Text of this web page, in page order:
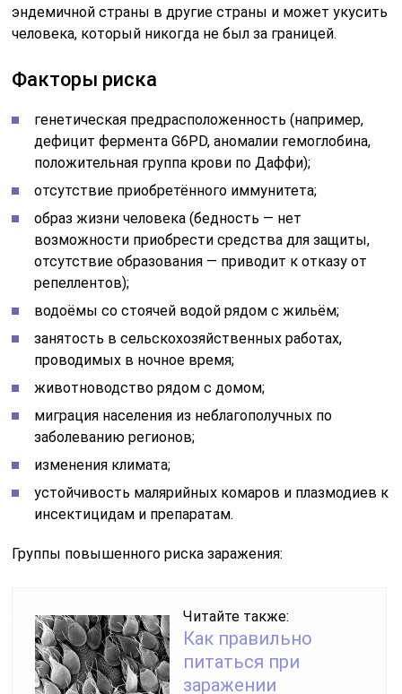
эндемичной страны в другие страны и может укусить
человека, который никогда не был за границей.
Факторы риска
генетическая предрасположенность (например,
дефицит фермента G6PD, аномалии гемоглобина,
положительная группа крови по Даффи);
отсутствие приобретённого иммунитета;
образ жизни человека (бедность — нет
возможности приобрести средства для защиты,
отсутствие образования — приводит к отказу от
репеллентов);
водоёмы со стоячей водой рядом с жильём;
занятость в сельскохозяйственных работах,
проводимых в ночное время;
животноводство рядом с домом;
миграция населения из неблагополучных по
заболеванию регионов;
изменения климата;
устойчивость малярийных комаров и плазмодиев к
инсектицидам и препаратам.
Группы повышенного риска заражения:
Читайте также:
Как правильно
питаться при
заражении